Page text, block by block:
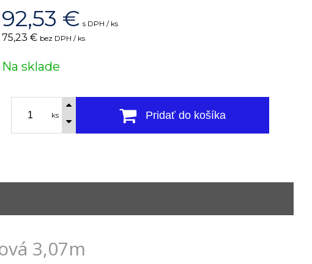
92,53 € s DPH / ks
75,23 € bez DPH / ks
Na sklade
ks Pridať do košíka
3,07m